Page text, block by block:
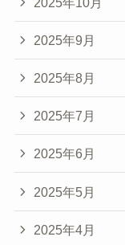
2025年9月
2025年8月
2025年7月
2025年6月
2025年5月
2025年4月